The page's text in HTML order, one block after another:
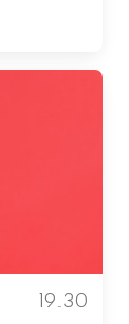
19.30